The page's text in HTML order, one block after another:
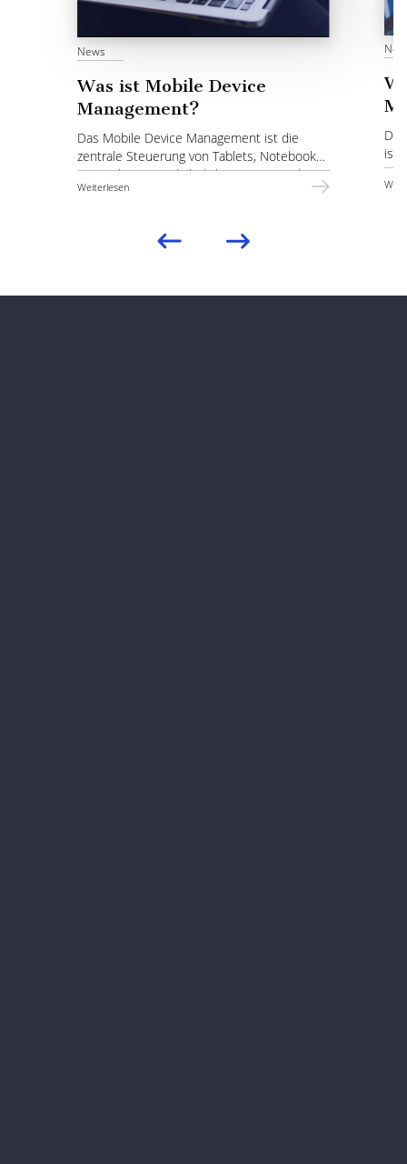
News
Was ist Mobile Device
Management?
Das Mobile Device Management ist die
zentrale Steuerung von Tablets, Notebooks,
Smartphones und ähnlichen Geräten über
eine einzige Plattform.
Weiterlesen
ist